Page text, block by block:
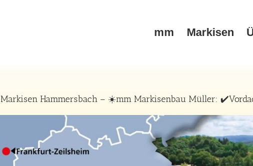
mm Markisen
Markisen Hammersbach – ☀️mm Markisenbau Müller: